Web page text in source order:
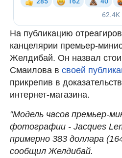
На публикацию
канцелярии премьер-
Желдибай. Он назвал
Смаилова в своей
прикрепив в
интернет-магазина.
"Модель часов премьер-
фотографии - Jacques
примерно 383 доллара
сообщил Желдибай.